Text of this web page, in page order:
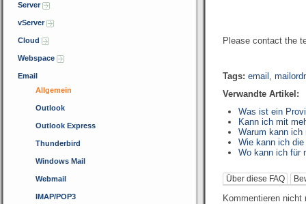
Server
vServer
Cloud
Webspace
Email
Allgemein
Outlook
Outlook Express
Thunderbird
Windows Mail
Webmail
IMAP/POP3
Please contact the
Tags: email ,
Verwandte Artikel:
Was ist ein
Kann ich mit
Warum kann ich
Wie kann ich
Wo kann ich für
Über diese FAQ
Kommentieren nicht